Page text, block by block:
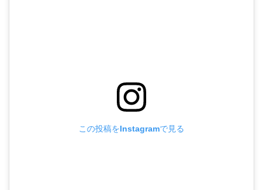
この投稿をInstagramで見る